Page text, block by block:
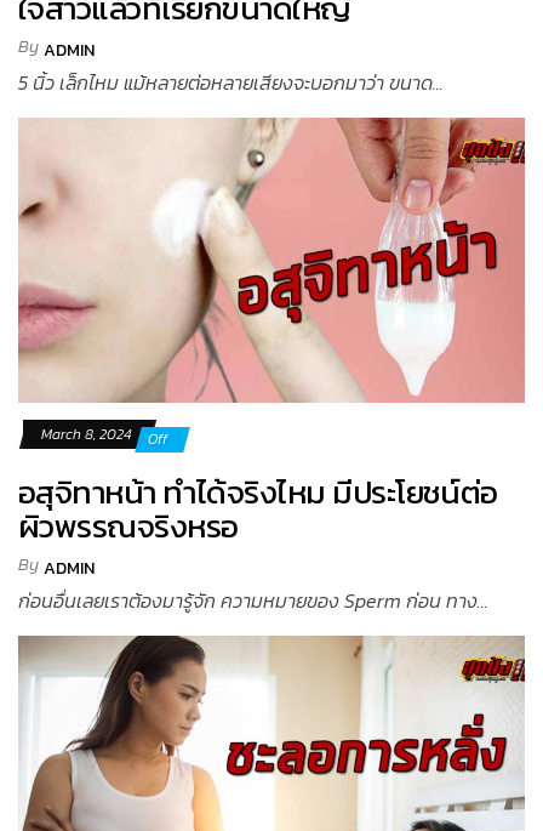
ByADMIN
5 นิ้ว เล็กไหม แม้หลายต่อหลายเสียงจะบอกมาว่า ขนาด...
March 8, 2024 Off
อสุจิทาหน้า ทำได้จริงไหม มีประโยชน์ต่อ
ผิวพรรณจริงหรอ
ByADMIN
ก่อนอื่นเลยเราต้องมารู้จัก ความหมายของ Sperm ก่อน ทาง...